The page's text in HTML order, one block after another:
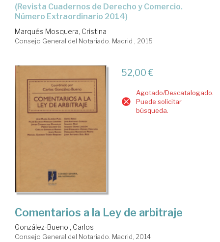
(Revista Cuadernos de Derecho y Comercio.
Número Extraordinario 2014)
Marqués Mosquera, Cristina
Consejo General del Notariado. Madrid , 2015
52,00 €
Agotado/Descatalogado.
Puede solicitar
búsqueda.
Comentarios a la Ley de arbitraje
González-Bueno , Carlos
Consejo General del Notariado. Madrid, 2014